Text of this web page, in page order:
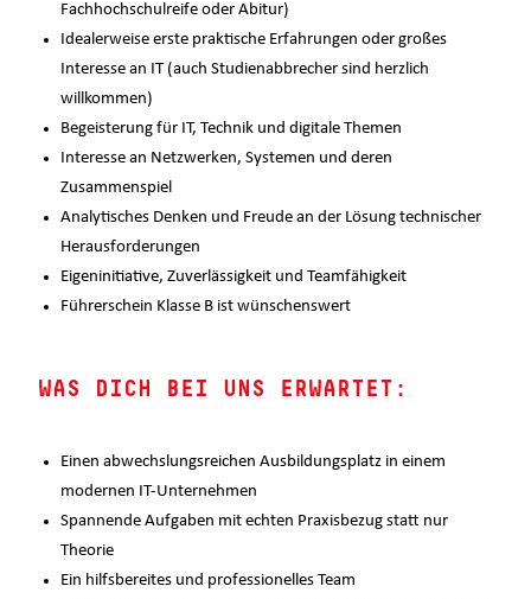
Fachhochschulreife oder Abitur)
Idealerweise erste praktische Erfahrungen oder großes
Interesse an IT (auch Studienabbrecher sind herzlich
willkommen)
Begeisterung für IT, Technik und digitale Themen
Interesse an Netzwerken, Systemen und deren
Zusammenspiel
Analytisches Denken und Freude an der Lösung technischer
Herausforderungen
Eigeninitiative, Zuverlässigkeit und Teamfähigkeit
Führerschein Klasse B ist wünschenswert
WAS DICH BEI UNS ERWARTET:
Einen abwechslungsreichen Ausbildungsplatz in einem
modernen IT-Unternehmen
Spannende Aufgaben mit echten Praxisbezug statt nur
Theorie
Ein hilfsbereites und professionelles Team